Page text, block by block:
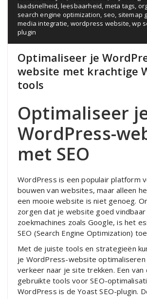
laadsnelheid, leesbaarheid, meta tags,
search engine optimization, seo, sitemap
media integratie, wordpress website,wp
plugin
Optimaliseer je
website met krachtige
tools
Optimaliseer
WordPress-
met SEO
WordPress is een populair platform
bouwen van websites, maar alleen
een mooie website is niet genoeg.
zorgen dat je website goed vindbaar
zoekmachines zoals Google, is het
SEO (Search Engine Optimization)
Met de juiste tools en strategieën
je WordPress-website
verkeer naar je site trekken. Een
gebruikte tools voor SEO-
WordPress is de Yoast SEO-plugin.